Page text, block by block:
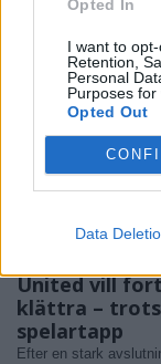
Opted In
I want to
Retention,
Personal
Purposes for
Opted Out
Data
med hundra tävlande
United vill
klättra – trots
spelartapp
Efter en stark